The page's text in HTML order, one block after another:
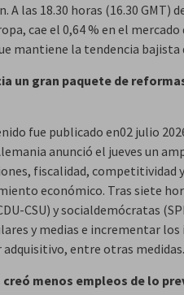
A las 18.30 horas (16.30 GMT)
cae el 0,64 % en el
mantiene la tendencia bajista
un gran paquete de
fue publicado en02 julio
anunció el jueves un
fiscalidad, competitividad
económico. Tras siete
CSU) y socialdemócratas
y medias e incrementar
entre otras medidas.
creó menos empleos de lo